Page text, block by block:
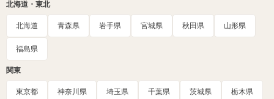
北海道・東北
北海道 青森県 岩手県 宮城県 秋田県 山形県
福島県
関東
東京都 神奈川県 埼玉県 千葉県 茨城県 栃木県